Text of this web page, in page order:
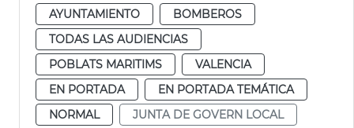
AYUNTAMIENTO
BOMBEROS
TODAS LAS AUDIENCIAS
POBLATS MARITIMS
VALENCIA
EN PORTADA
EN PORTADA TEMÁTICA
NORMAL
JUNTA DE GOVERN LOCAL